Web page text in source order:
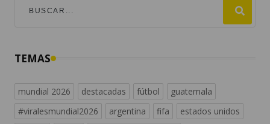
TEMAS
mundial 2026 destacadas fútbol
guatemala
#viralesmundial2026
argentina fifa
estados unidos